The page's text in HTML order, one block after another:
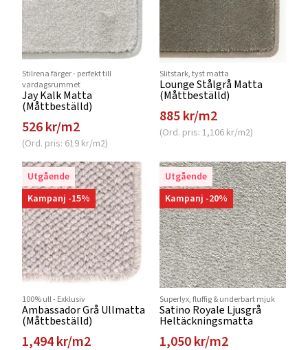
Stilrena färger - perfekt till
vardagsrummet
Jay Kalk Matta
(Måttbeställd)
526 kr/m2
(Ord. pris: 619 kr/m2)
Slitstark, tyst matta
Lounge Stålgrå Matta
(Måttbeställd)
885 kr/m2
(Ord. pris: 1,106 kr/m2)
Utgående
Kampanj -15%
100% ull - Exklusiv
Ambassador Grå Ullmatta
(Måttbeställd)
1,494 kr/m2
Utgående
Kampanj -20%
Superlyx, fluffig & underbart mjuk
Satino Royale Ljusgrå
Heltäckningsmatta
1,050 kr/m2